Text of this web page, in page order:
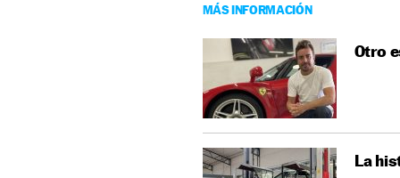
MÁS INFORMACIÓN
Otro
La